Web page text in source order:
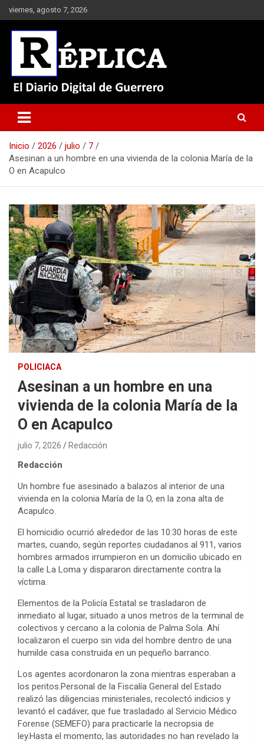
Saltar
al
contenido
viernes, agosto 7, 2026
Réplica
Inicio 2026 julio
7
Asesinan a un hombre en una vivienda de la colonia María de la
O en Acapulco
POLICIACA
Asesinan a un hombre en una
vivienda de la colonia María de la
O en Acapulco
julio 7, 2026 Redacción
Redacción
Un hombre fue asesinado a balazos al interior de una
vivienda en la colonia María de la O, en la zona alta de
Acapulco.
El homicidio ocurrió alrededor de las 10:30 horas de este
martes, cuando, según reportes ciudadanos al 911, varios
hombres armados irrumpieron en un domicilio ubicado en
la calle La Loma y dispararon directamente contra la
víctima.
Elementos de la Policía Estatal se trasladaron de
inmediato al lugar, situado a unos metros de la terminal de
colectivos y cercano a la colonia de Palma Sola. Ahí
localizaron el cuerpo sin vida del hombre dentro de una
humilde casa construida en un pequeño barranco.
Los agentes acordonaron la zona mientras esperaban a
los peritos.Personal de la Fiscalía General del Estado
realizó las diligencias ministeriales, recolectó indicios y
levantó el cadáver, que fue trasladado al Servicio Médico
Forense (SEMEFO) para practicarle la necropsia de
ley.Hasta el momento, las autoridades no han revelado la